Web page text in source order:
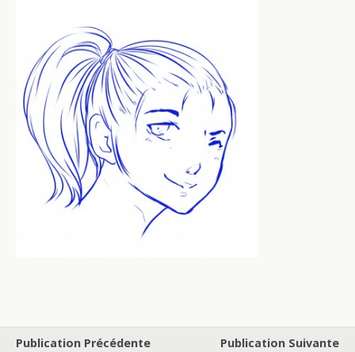
Publication Précédente
Publication Suivante